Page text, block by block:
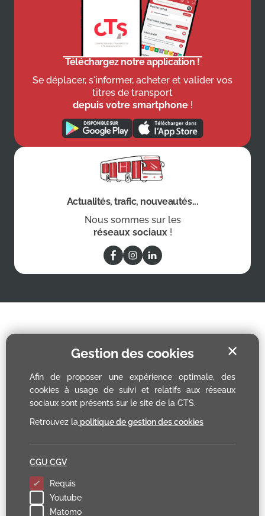
Gestion des cookies
Afin de proposer une expérience optimale, des
cookies à usage de suivi et relatifs aux réseaux
sociaux sont présents sur le site de la CTS.
Retrouvez la politique de gestion des cookies
Requis
Youtube
Matomo
✕
CGU CGV
Téléchargez notre application !
Se déplacer, s'informer, acheter et valider vos
titres de transport
depuis votre smartphone !
Actualités, trafic, nouveautés...
Nous sommes sur les
réseaux sociaux !